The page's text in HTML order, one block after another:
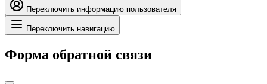
Переключить информацию пользователя
Переключить навигацию
Форма обратной связи